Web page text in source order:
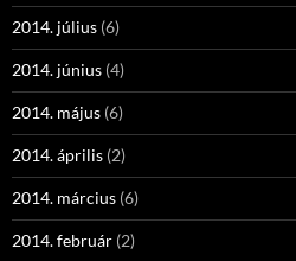
2014. július (6)
2014. június (4)
2014. május (6)
2014. április (2)
2014. március (6)
2014. február (2)